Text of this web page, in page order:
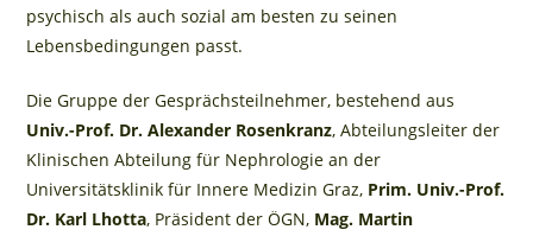
psychisch als auch sozial am besten zu seinen
Lebensbedingungen passt.
Die Gruppe der Gesprächsteilnehmer, bestehend aus
Univ.-Prof. Dr. Alexander Rosenkranz, Abteilungsleiter der
Klinischen Abteilung für Nephrologie an der
Universitätsklinik für Innere Medizin Graz, Prim. Univ.-Prof.
Dr. Karl Lhotta, Präsident der ÖGN, Mag. Martin